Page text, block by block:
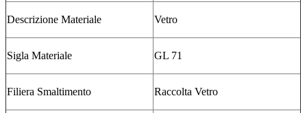
Descrizione Materiale Vetro
Sigla Materiale GL 71
Filiera Smaltimento Raccolta Vetro